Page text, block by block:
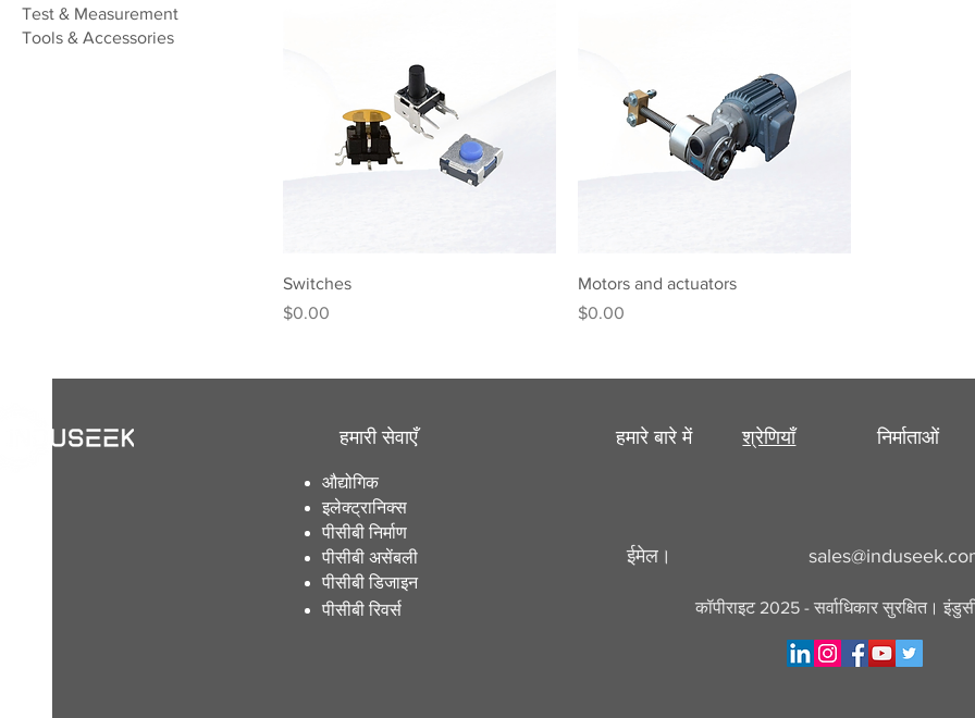
Test & Measurement
Tools & Accessories
Switches
मूल्य
$0.00
Motors and actuators
मूल्य
$0.00
हमारी सेवाएँ
औद्योगिक
इलेक्ट्रानिक्स
पीसीबी निर्माण
पीसीबी असेंबली
पीसीबी डिजाइन
पीसीबी रिवर्स
हमारे बारे में श्रेणियाँ निर्माताओं
ईमेल।
कॉपीराइट 2025 - सर्वाधिकार सुरक्षित।